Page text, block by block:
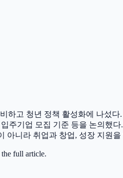
고 청년 정책 활성화에 나섰
기업 모집 기준 등을 논의했
니라 취업과 창업, 성장 지원
full article.